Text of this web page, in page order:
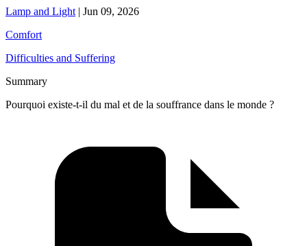
Lamp and Light | Jun 09, 2026
Comfort
Difficulties and Suffering
Summary
Pourquoi existe-t-il du mal et de la souffrance dans le monde ?